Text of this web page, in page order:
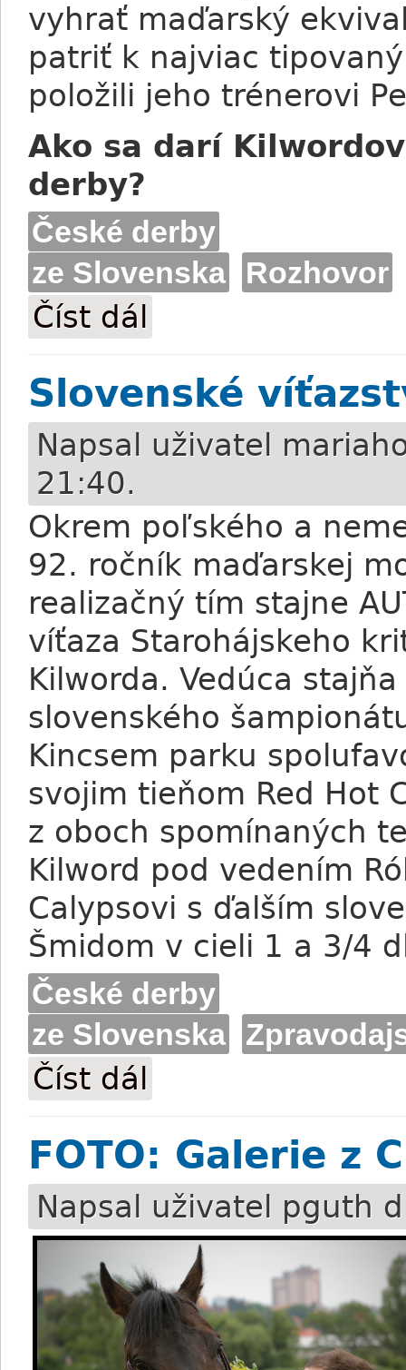
vyhrať maďarský
patriť k najviac
položili jeho trénerovi
Ako sa darí
derby?
České derby
ze Slovenska
Rozhovor
Číst dál
Slovenské
Napsal uživatel
21:40.
Okrem poľského a
92. ročník maďarskej
realizačný tím stajne
víťaza Starohájskeho
Kilworda. Vedúca
slovenského
Kincsem parku
svojim tieňom Red Hot
z oboch spomínaných
Kilword pod vedením
Calypsovi s ďalším
Šmidom v cieli 1 a 3/4
České derby
ze Slovenska
Číst dál
FOTO: Galerie z
Napsal uživatel pguth